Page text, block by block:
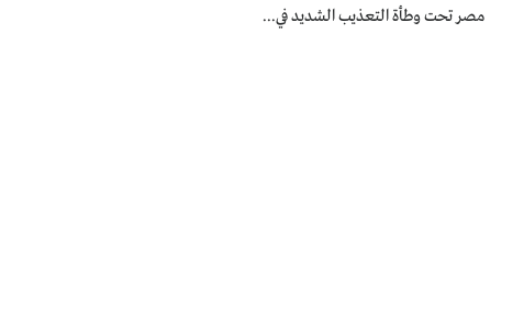
مصر تحت وطأة التعذيب الشديد في...